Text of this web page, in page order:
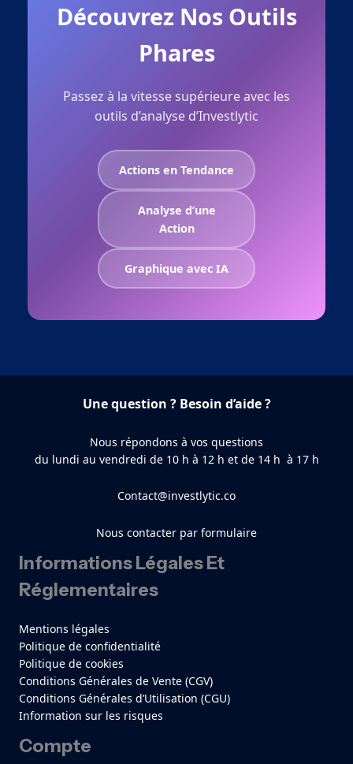
Découvrez Nos Outils
Phares
Passez à la vitesse supérieure avec les
outils d’analyse d’Investlytic
Actions en Tendance
Analyse d’une
Action
Graphique avec IA
Une question ? Besoin d’aide ?
Nous répondons à vos questions
du lundi au vendredi de 10 h à 12 h et de 14 h à 17 h
Contact@investlytic.co
Nous contacter par formulaire
Informations Légales Et
Réglementaires
Mentions légales
Politique de confidentialité
Politique de cookies
Conditions Générales de Vente (CGV)
Conditions Générales d’Utilisation (CGU)
Information sur les risques
Compte